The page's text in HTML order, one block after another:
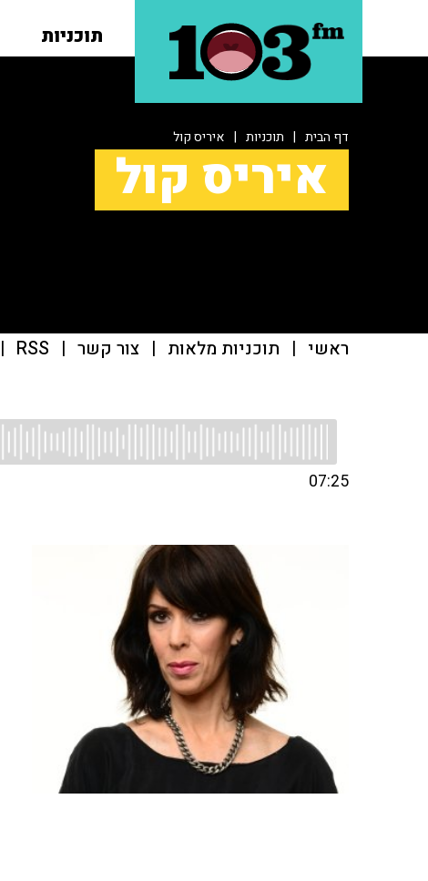
תוכניות
דף הבית | תוכניות | איריס קול
איריס קול
ראשי | תוכניות מלאות | צור קשר |
RSS
|
07:25